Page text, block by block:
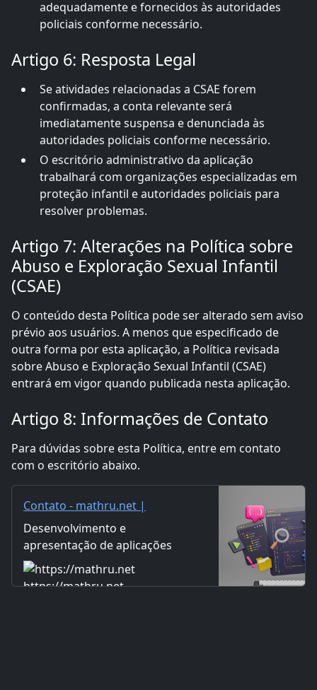
adequadamente e fornecidos às autoridades
policiais conforme necessário.
Artigo 6: Resposta Legal
Se atividades relacionadas a CSAE forem
confirmadas, a conta relevante será
imediatamente suspensa e denunciada às
autoridades policiais conforme necessário.
O escritório administrativo da aplicação
trabalhará com organizações especializadas em
proteção infantil e autoridades policiais para
resolver problemas.
Artigo 7: Alterações na Política sobre
Abuso e Exploração Sexual Infantil
(CSAE)
O conteúdo desta Política pode ser alterado sem aviso
prévio aos usuários. A menos que especificado de
outra forma por esta aplicação, a Política revisada
sobre Abuso e Exploração Sexual Infantil (CSAE)
entrará em vigor quando publicada nesta aplicação.
Artigo 8: Informações de Contato
Para dúvidas sobre esta Política, entre em contato
com o escritório abaixo.
Contato - mathru.net |
Desenvolvimento de
Aplicações com Flutter/Unity /
Produção de Música e Vídeo /
Distribuição de Materiais
Desenvolvimento e
apresentação de aplicações
utilizando Flutter e Unity.
Apresentação de música e
https://mathru.net